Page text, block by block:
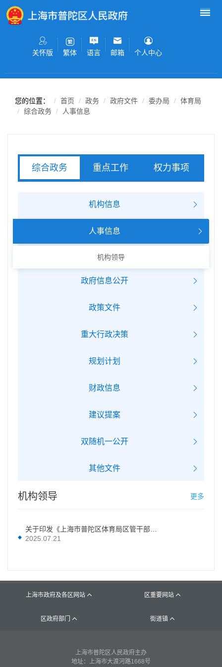
无障碍操作说明
关怀版 繁体 语言 邮箱 个人中心
您的位置： 首页 政务 政府文件 委办局
体育局
综合政务
人事信息
综合政务 重点工作 权力事项
机构信息
人事信息
机构领导
政府信息公开
政策文件
重大行政决策
规划计划
财政信息
建议提案
双随机一公开
其他文件
机构领导 更多
2025.07.21
上海市政府及各区网站  区重要网站 
区政府部门  街道镇 
上海市普陀区人民政府主办
地址：上海市大渡河路1668号